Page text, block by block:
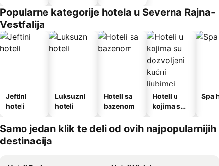
Popularne kategorije hotela u Severna Rajna-
Vestfalija
Jeftini
hoteli
Luksuzni
hoteli
Hoteli sa
bazenom
Hoteli u
kojima su
kućni
ljubimci
Spa
Samo jedan klik te deli od ovih najpopularnijih
destinacija